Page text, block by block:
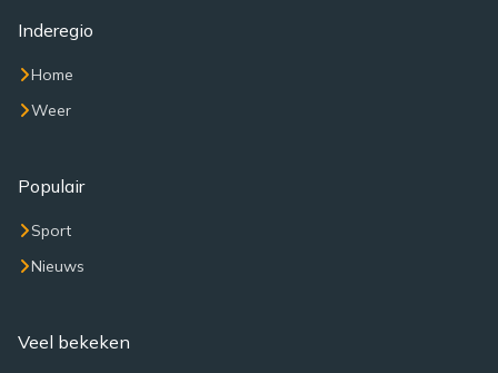
Inderegio
Home
Weer
Populair
Sport
Nieuws
Veel bekeken